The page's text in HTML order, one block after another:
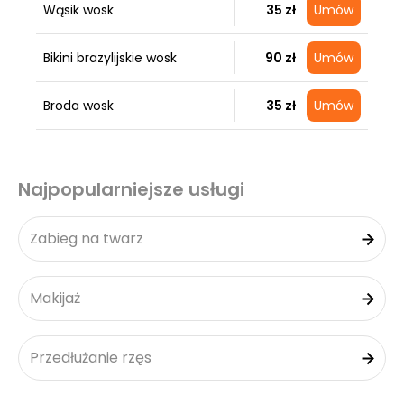
Wąsik wosk 35 zł Umów
Bikini brazylijskie wosk 90 zł Umów
Broda wosk 35 zł Umów
Najpopularniejsze usługi
Zabieg na twarz
Makijaż
Przedłużanie rzęs